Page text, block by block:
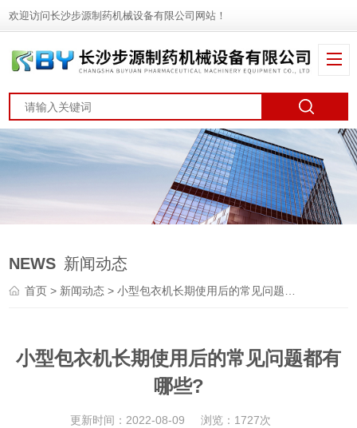
欢迎访问长沙步源制药机械设备有限公司网站！
NEWS 新闻动态
首页 > 新闻动态 > 小型包衣机长期使用后的常见问题都有哪些?
小型包衣机长期使用后的常见问题都有
哪些?
更新时间：2022-08-09 浏览：1727次